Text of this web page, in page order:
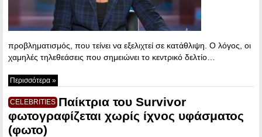
προβληματισμός, που τείνει να εξελιχτεί σε κατάθλιψη. Ο λόγος, οι
χαμηλές τηλεθεάσεις που σημειώνει το κεντρικό δελτίο…
Περισσότερα »
CELEBRITIES Παίκτρια του Survivor
φωτογραφίζεται χωρίς ίχνος υφάσματος
(φωτο)